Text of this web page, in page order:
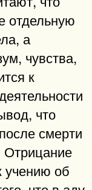
отдельную
а
чувства,
к
что
смерти
Отрицание
учению об